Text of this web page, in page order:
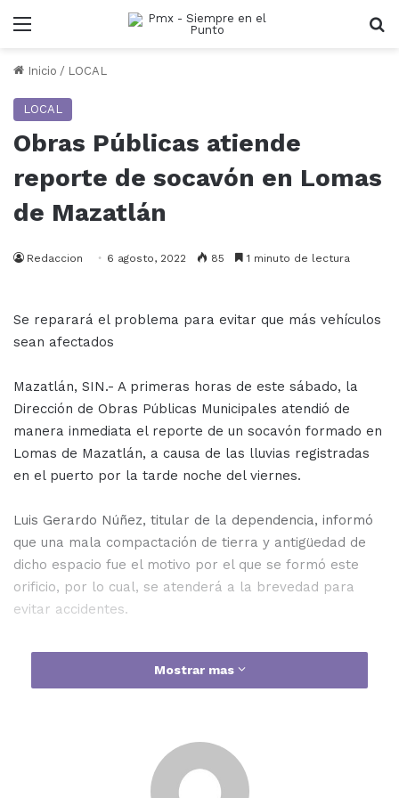
Menu
Inicio / LOCAL
LOCAL
Obras Públicas atiende
reporte de socavón en Lomas
de Mazatlán
Redaccion 6 agosto, 2022 85 1 minuto de lectura
Se reparará el problema para evitar que más vehículos
sean afectados
Mazatlán, SIN.- A primeras horas de este sábado, la
Dirección de Obras Públicas Municipales atendió de
manera inmediata el reporte de un socavón formado en
Lomas de Mazatlán, a causa de las lluvias registradas
en el puerto por la tarde noche del viernes.
Luis Gerardo Núñez, titular de la dependencia, informó
que una mala compactación de tierra y antigüedad de
dicho espacio fue el motivo por el que se formó este
orificio, por lo cual, se atenderá a la brevedad para
evitar accidentes.
“Es tierra como tipo chaute que se ha ido filtrando a
nosotros lo que vamos a hacer es rellenar con piedra
una parte, y con balastre compactar bien, y ya poner el
Mostrar mas